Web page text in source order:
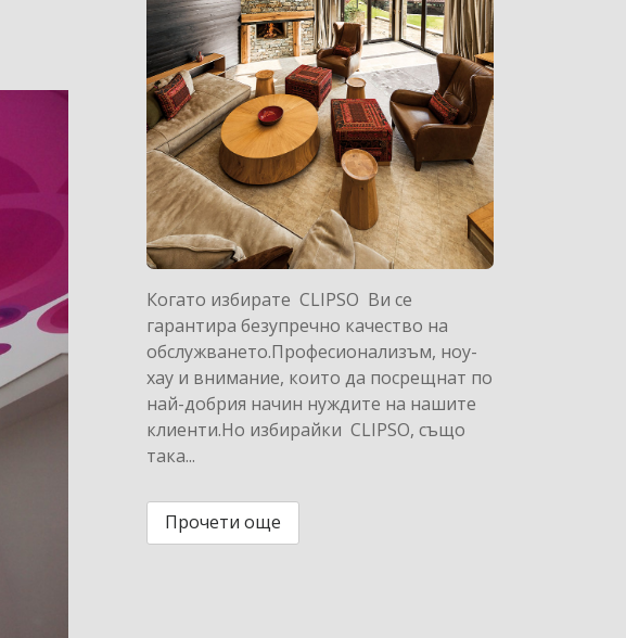
Когато избирате CLIPSO Ви се
гарантира безупречно качество на
обслужването.Професионализъм, ноу-
хау и внимание, които да посрещнат по
най-добрия начин нуждите на нашите
клиенти.Но избирайки CLIPSO, също
така...
Прочети още